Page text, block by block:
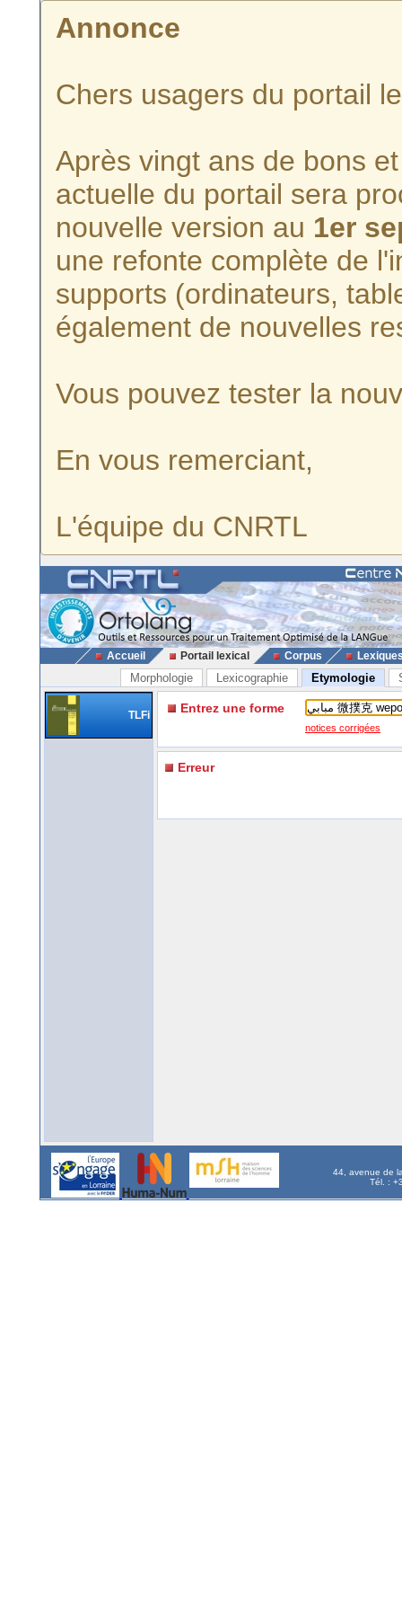
Annonce
Chers usagers du portail
Après vingt ans de bons
actuelle du portail sera
nouvelle version au 1er
une refonte complète de
supports (ordinateurs,
également de nouvelles
Vous pouvez tester la
En vous remerciant,
L'équipe du CNRTL
Accueil Portail lexical Corpus
Morphologie Lexicographie Etymologie
TLFi Entrez une forme
notices corrigées
Erreur
44, avenue de
Tél. :